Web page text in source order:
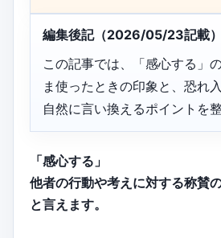
編集後記（2026/05/23記載）
この記事では、「感心する」
ま使ったときの印象と、恐れ
自然に言い換えるポイントを
「感心する」
他者の行動や考えに対する称賛
と言えます。